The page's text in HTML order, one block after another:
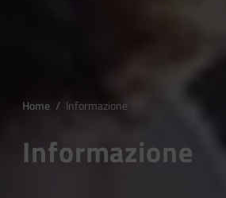
Home / Informazione
Informazione